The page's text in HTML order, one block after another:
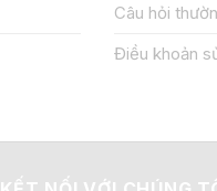
Câu hỏi
Điều khoản